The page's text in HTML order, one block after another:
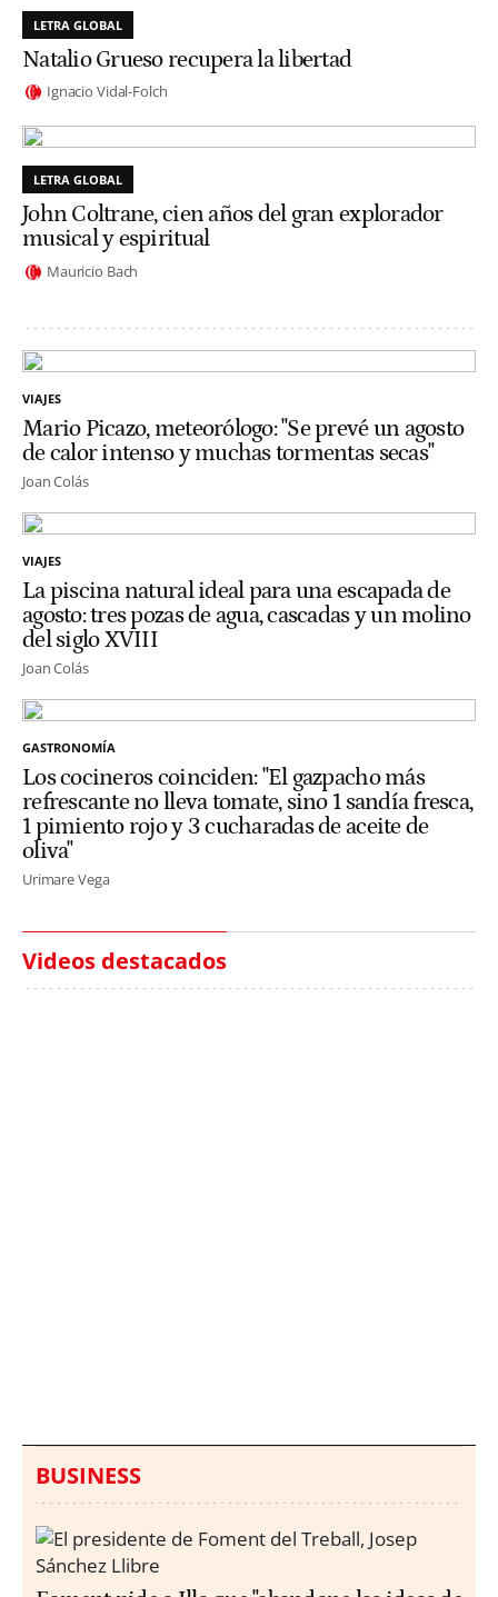
LETRA GLOBAL
Natalio Grueso recupera la libertad
Ignacio Vidal-Folch
LETRA GLOBAL
John Coltrane, cien años del gran explorador
musical y espiritual
Mauricio Bach
VIAJES
Mario Picazo, meteorólogo: "Se prevé un agosto
de calor intenso y muchas tormentas secas"
Joan Colás
VIAJES
La piscina natural ideal para una escapada de
agosto: tres pozas de agua, cascadas y un molino
del siglo XVIII
Joan Colás
GASTRONOMÍA
Los cocineros coinciden: "El gazpacho más
refrescante no lleva tomate, sino 1 sandía fresca,
1 pimiento rojo y 3 cucharadas de aceite de
oliva"
Urimare Vega
Videos destacados
BUSINESS